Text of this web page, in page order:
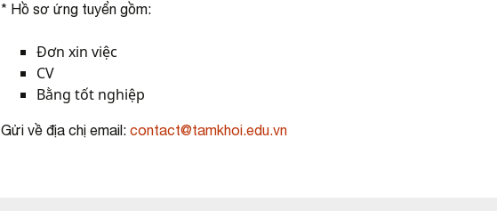
* Hồ sơ ứng tuyển gồm:
Đơn xin việc
CV
Bằng tốt nghiệp
Gửi về địa chị email:contact@tamkhoi.edu.vn